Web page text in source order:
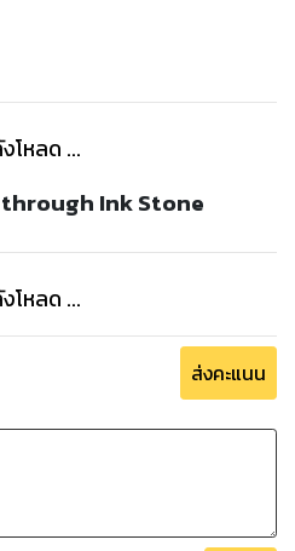
โหลด ...
Ink Stone
โหลด ...
ส่งคะแนน